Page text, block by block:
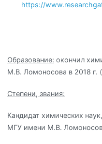
https://
Образование: окончил
М.В. Ломоносова в 2018 г.
Степени, звания:
Кандидат химических
МГУ имени М.В.